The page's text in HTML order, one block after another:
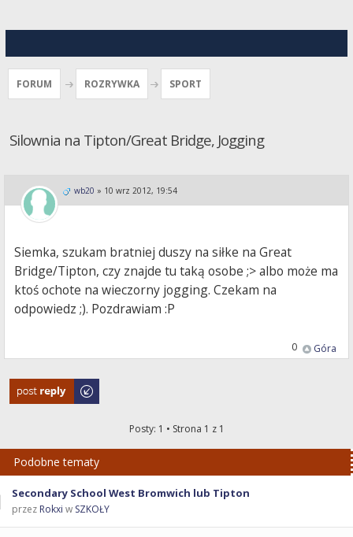
FORUM ROZRYWKA SPORT
Silownia na Tipton/Great Bridge, Jogging
wb20 » 10 wrz 2012, 19:54
Siemka, szukam bratniej duszy na siłke na Great
Bridge/Tipton, czy znajde tu taką osobe ;> albo może ma
ktoś ochote na wieczorny jogging. Czekam na
odpowiedz ;). Pozdrawiam :P
Góra
0
Odpowiedz
Posty: 1 • Strona 1 z 1
Podobne tematy
Secondary School West Bromwich lub Tipton
przez Rokxi w SZKOŁY